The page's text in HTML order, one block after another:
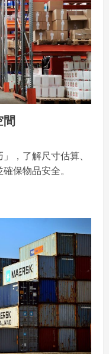
間
，了解尺寸估算、
保物品安全。